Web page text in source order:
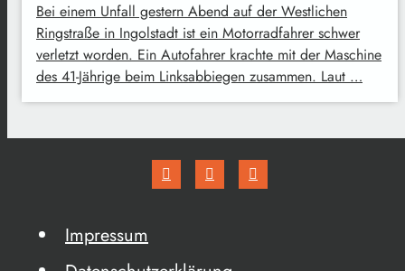
Bei einem Unfall gestern Abend auf der Westlichen
Ringstraße in Ingolstadt ist ein Motorradfahrer schwer
verletzt worden. Ein Autofahrer krachte mit der Maschine
des 41-Jährige beim Linksabbiegen zusammen. Laut …
Impressum